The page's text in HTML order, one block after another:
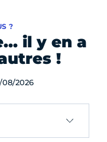
il y en a
!
?
2026